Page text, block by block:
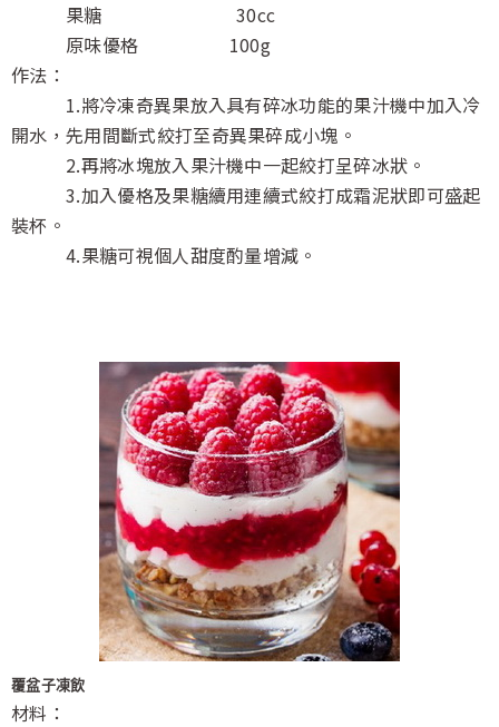
果糖 30cc
原味優格 100g
作法：
1.將冷凍奇異果放入具有碎冰功能的果汁機中加入冷
開水，先用間斷式絞打至奇異果碎成小塊。
2.再將冰塊放入果汁機中一起絞打呈碎冰狀。
3.加入優格及果糖續用連續式絞打成霜泥狀即可盛起
裝杯。
4.果糖可視個人甜度酌量增減。
覆盆子凍飲
材料：